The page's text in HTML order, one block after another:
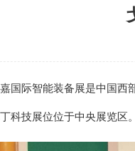
国际智能装备展是中国西
科技展位位于中央展览区